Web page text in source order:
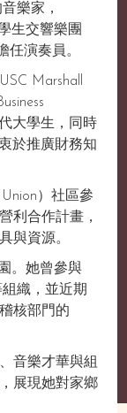
樂家，
生交響樂團
任演奏員。
Marshall
大學生，同時
於推廣財務知
）社區參
利合作計畫，
與資源。
。她曾參與
組織，並近期
核部門的
音樂才華與組
展現她對家鄉